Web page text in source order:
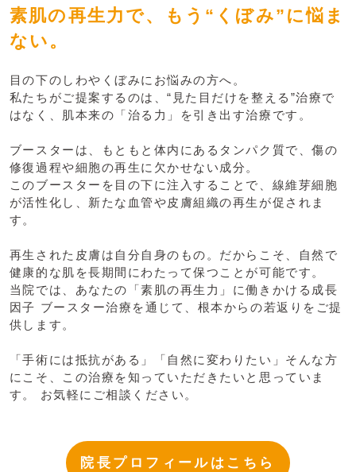
素肌の再生力で、もう“くぼみ”に悩ま
ない。
目の下のしわやくぼみにお悩みの方へ。
私たちがご提案するのは、“見た目だけを整える”治療で
はなく、肌本来の「治る力」を引き出す治療です。
ブースターは、もともと体内にあるタンパク質で、傷の
修復過程や細胞の再生に欠かせない成分。
このブースターを目の下に注入することで、線維芽細胞
が活性化し、新たな血管や皮膚組織の再生が促されま
す。
再生された皮膚は自分自身のもの。だからこそ、自然で
健康的な肌を長期間にわたって保つことが可能です。
当院では、あなたの「素肌の再生力」に働きかける成長
因子 ブースター治療を通じて、根本からの若返りをご提
供します。
「手術には抵抗がある」「自然に変わりたい」そんな方
にこそ、この治療を知っていただきたいと思っていま
す。 お気軽にご相談ください。
院長プロフィールはこちら